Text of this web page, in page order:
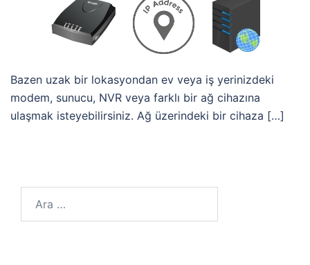
Bazen uzak bir lokasyondan ev veya iş yerinizdeki
modem, sunucu, NVR veya farklı bir ağ cihazına
ulaşmak isteyebilirsiniz. Ağ üzerindeki bir cihaza […]